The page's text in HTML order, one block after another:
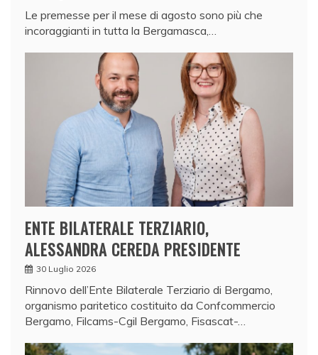
u
n
t
l
e
,
u
p
Le premesse per il mese di agosto sono più che
incoraggianti in tutta la Bergamasca,…
ENTE BILATERALE TERZIARIO,
ALESSANDRA CEREDA PRESIDENTE
30 Luglio 2026
Rinnovo dell’Ente Bilaterale Terziario di Bergamo,
organismo paritetico costituito da Confcommercio
Bergamo, Filcams-Cgil Bergamo, Fisascat-…